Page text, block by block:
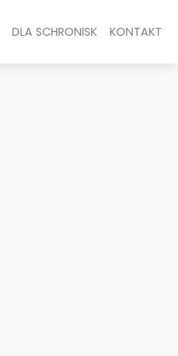
DLA SCHRONISK KONTAKT